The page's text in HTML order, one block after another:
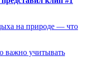
на природе — что
важно учитывать